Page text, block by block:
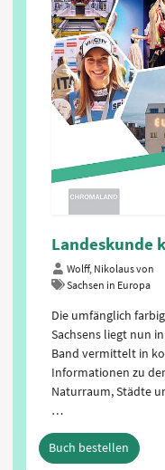
Landeskunde
Wolff, Nikolaus von
Sachsen in Europa
Die umfänglich
Sachsens liegt nun
Band vermittelt in
Informationen zu
Naturraum, Städte
…
Buch bestellen